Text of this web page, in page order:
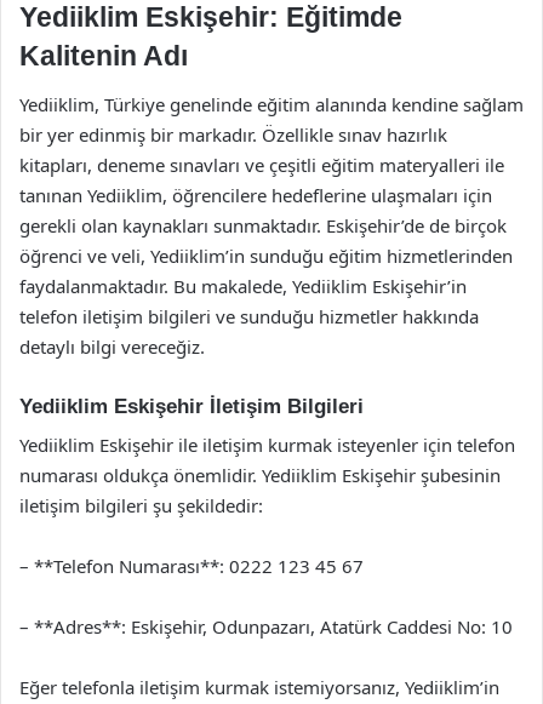
Yediiklim Eskişehir: Eğitimde
Kalitenin Adı
Yediiklim, Türkiye genelinde eğitim alanında kendine sağlam
bir yer edinmiş bir markadır. Özellikle sınav hazırlık
kitapları, deneme sınavları ve çeşitli eğitim materyalleri ile
tanınan Yediiklim, öğrencilere hedeflerine ulaşmaları için
gerekli olan kaynakları sunmaktadır. Eskişehir’de de birçok
öğrenci ve veli, Yediiklim’in sunduğu eğitim hizmetlerinden
faydalanmaktadır. Bu makalede, Yediiklim Eskişehir’in
telefon iletişim bilgileri ve sunduğu hizmetler hakkında
detaylı bilgi vereceğiz.
Yediiklim Eskişehir İletişim Bilgileri
Yediiklim Eskişehir ile iletişim kurmak isteyenler için telefon
numarası oldukça önemlidir. Yediiklim Eskişehir şubesinin
iletişim bilgileri şu şekildedir:
– **Telefon Numarası**: 0222 123 45 67
– **Adres**: Eskişehir, Odunpazarı, Atatürk Caddesi No: 10
Eğer telefonla iletişim kurmak istemiyorsanız, Yediiklim’in